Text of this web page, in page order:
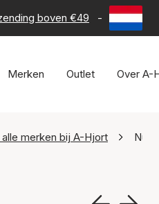
boven €49 - 60 dagen
Merken Outlet Over A-
merken bij A-Hjort Nuni